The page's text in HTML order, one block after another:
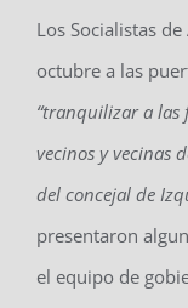
Los Socialistas
octubre a las
“tranquilizar a las
vecinos y vecinas
del concejal de
presentaron
el equipo de